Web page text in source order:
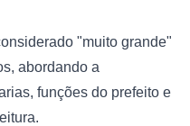
"muito grande"
abordando a
funções do prefeito e